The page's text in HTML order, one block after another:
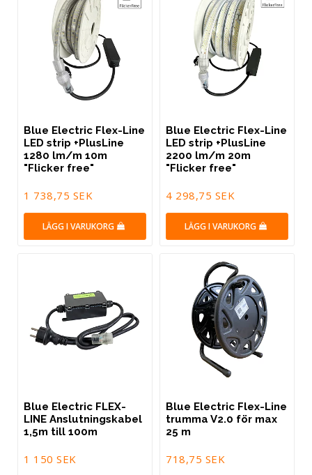
Blue Electric Flex-Line
LED strip +PlusLine
1280 lm/m 10m
"Flicker free"
1 738,75 SEK
LÄGG I VARUKORG
Blue Electric Flex-Line
LED strip +PlusLine
2200 lm/m 20m
"Flicker free"
4 298,75 SEK
LÄGG I VARUKORG
Blue Electric FLEX-
LINE Anslutningskabel
1,5m till 100m
1 150 SEK
Blue Electric Flex-Line
trumma V2.0 för max
25 m
718,75 SEK